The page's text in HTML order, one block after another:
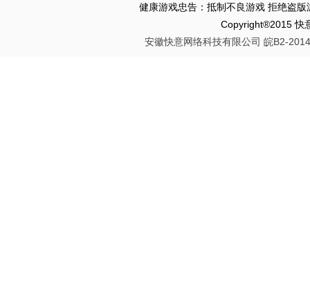
健康游戏忠告：抵制不良游戏 拒绝盗
Copyright®2015 快
安徽快意网络科技有限公司 皖B2-